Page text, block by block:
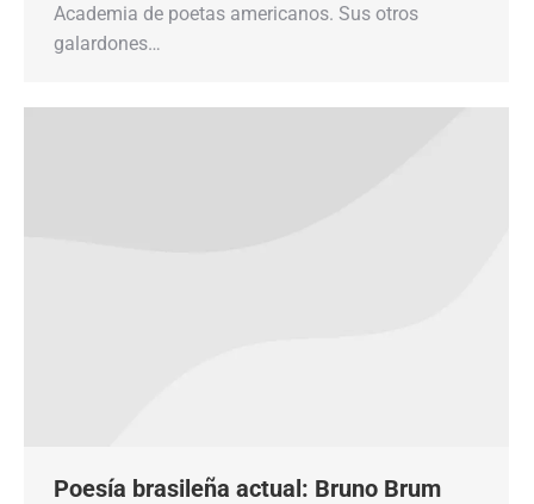
Academia de poetas americanos. Sus otros
galardones…
Poesía brasileña actual: Bruno Brum